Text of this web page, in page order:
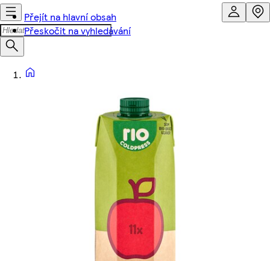
Přejít na hlavní obsah
Přeskočit na vyhledávání